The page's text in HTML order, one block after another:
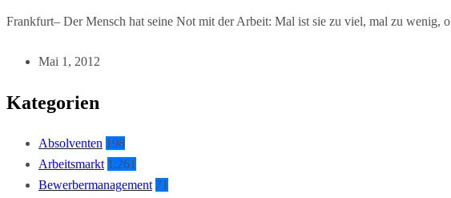
Frankfurt– Der Mensch hat seine Not mit der Arbeit: Mal ist sie zu viel, mal zu wenig,
Mai 1, 2012
Kategorien
Absolventen 198
Arbeitsmarkt 1.261
Bewerbermanagement 71